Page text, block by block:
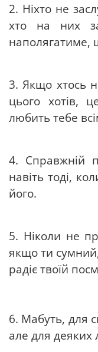
2. Ніхто не
хто на них
наполягатиме,
3. Якщо хтось
цього хотів,
любить тебе
4. Справжній
навіть тоді,
його.
5. Ніколи не
якщо ти
радіє твоїй
6. Мабуть, для
але для деяких